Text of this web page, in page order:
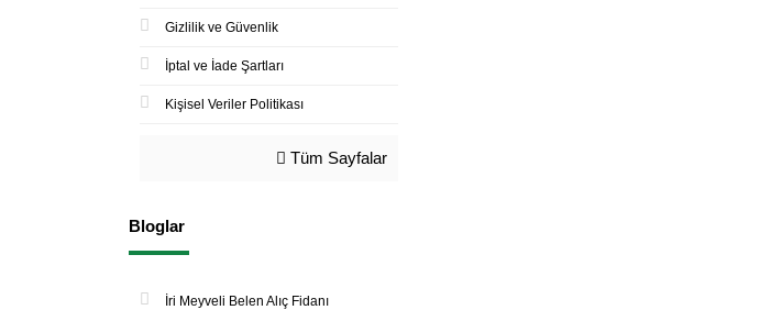
Gizlilik ve Güvenlik
İptal ve İade Şartları
Kişisel Veriler Politikası
Tüm Sayfalar
Bloglar
İri Meyveli Belen Alıç Fidanı